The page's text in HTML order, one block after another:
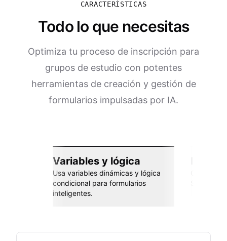
CARACTERÍSTICAS
Todo lo que necesitas
Optimiza tu proceso de inscripción para
grupos de estudio con potentes
herramientas de creación y gestión de
formularios impulsadas por IA.
Variables y lógica
Usa variables dinámicas y lógica
condicional para formularios
inteligentes.